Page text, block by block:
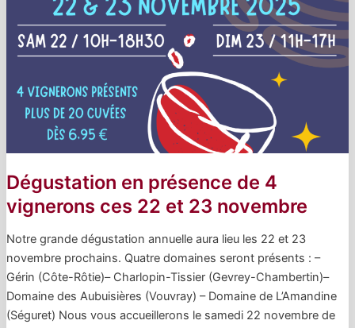
Dégustation en présence de 4
vignerons ces 22 et 23 novembre
Notre grande dégustation annuelle aura lieu les 22 et 23
novembre prochains. Quatre domaines seront présents : –
Gérin (Côte-Rôtie)– Charlopin-Tissier (Gevrey-Chambertin)–
Domaine des Aubuisières (Vouvray) – Domaine de L’Amandine
(Séguret) Nous vous accueillerons le samedi 22 novembre de